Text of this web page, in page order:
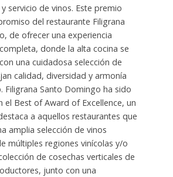
servicio de vinos. Este premio
del restaurante Filigrana
de ofrecer una experiencia
donde la alta cocina se
una cuidadosa selección de
calidad, diversidad y armonía
Filigrana Santo Domingo ha sido
el Best of Award of Excellence, un
a aquellos restaurantes que
amplia selección de vinos
múltiples regiones vinícolas y/o
de cosechas verticales de
junto con una